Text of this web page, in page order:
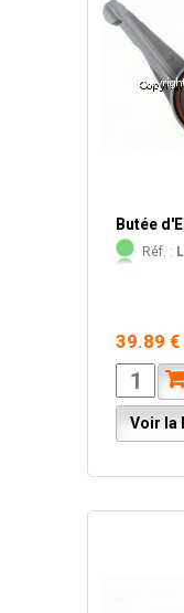
Butée
Réf. :
39.89 €
Voir la